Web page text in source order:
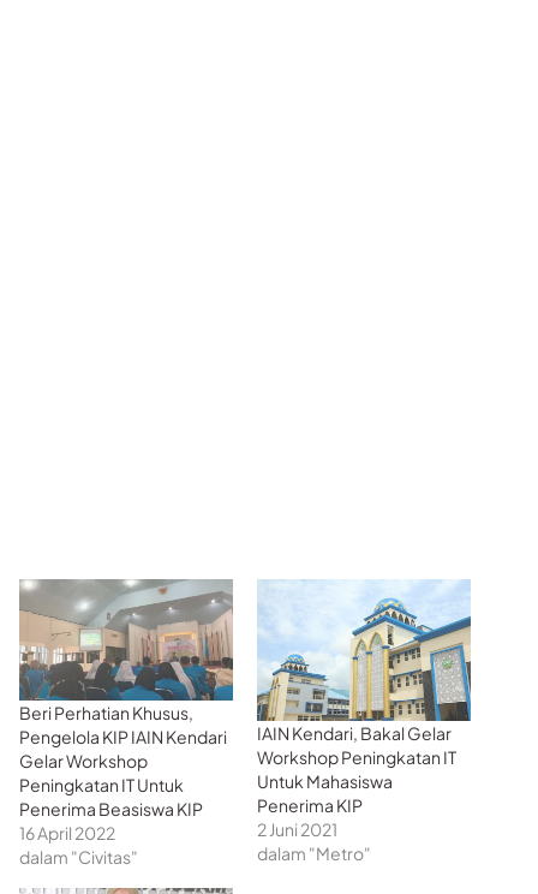
Beri Perhatian Khusus,
Pengelola KIP IAIN Kendari
Gelar Workshop
Peningkatan IT Untuk
Penerima Beasiswa KIP
16 April 2022
dalam "Civitas"
IAIN Kendari, Bakal Gelar
Workshop Peningkatan IT
Untuk Mahasiswa
Penerima KIP
2 Juni 2021
dalam "Metro"